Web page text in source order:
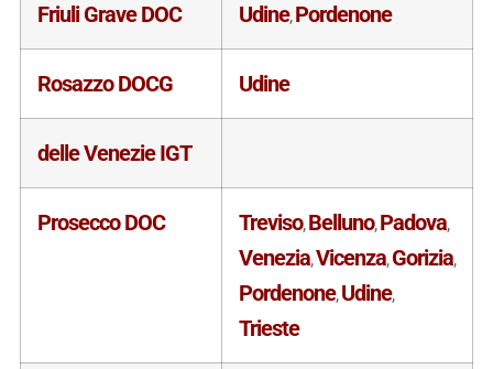
Friuli Grave DOC Udine,Pordenone
Rosazzo DOCG Udine
delle Venezie IGT
Prosecco DOC Treviso,Belluno,Padova,
Venezia,Vicenza,Gorizia,
Pordenone,Udine,
Trieste